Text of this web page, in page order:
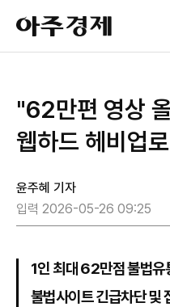
아
주
경
"62만편 영상
웹하드 헤비업
윤주혜 기자
입력 2026-05-26 09:25
1인 최대 62만점 불법
불법사이트 긴급차단 및